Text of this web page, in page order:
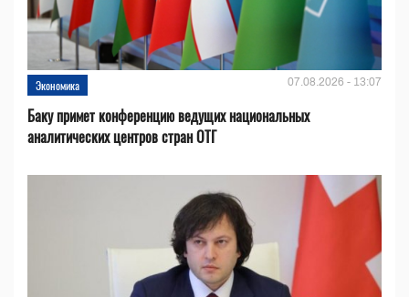
Экономика 07.08.2026 - 13:07
Баку примет конференцию ведущих национальных
аналитических центров стран ОТГ